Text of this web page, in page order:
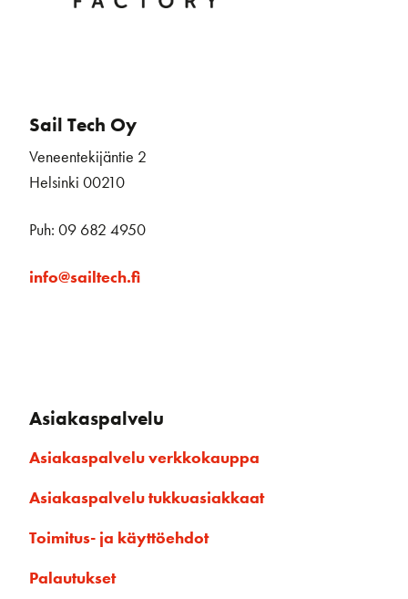
Sail Tech Oy
Veneentekijäntie 2
Helsinki 00210
Puh: 09 682 4950
info@sailtech.fi
Asiakaspalvelu
Asiakaspalvelu verkkokauppa
Asiakaspalvelu tukkuasiakkaat
Toimitus- ja käyttöehdot
Palautukset